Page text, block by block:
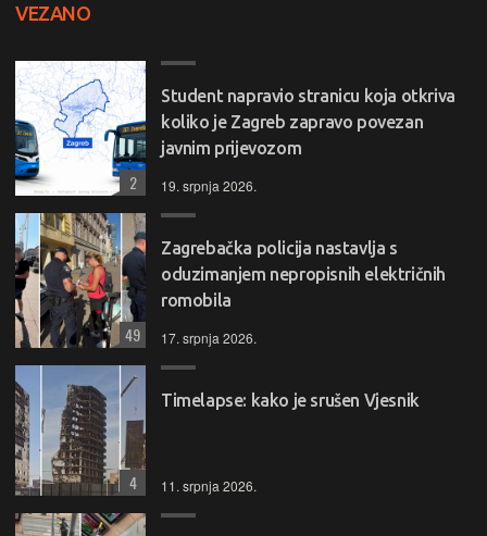
VEZANO
Student napravio stranicu koja otkriva
koliko je Zagreb zapravo povezan
javnim prijevozom
19. srpnja 2026.
2
Zagrebačka policija nastavlja s
oduzimanjem nepropisnih električnih
romobila
17. srpnja 2026.
49
Timelapse: kako je srušen Vjesnik
11. srpnja 2026.
4